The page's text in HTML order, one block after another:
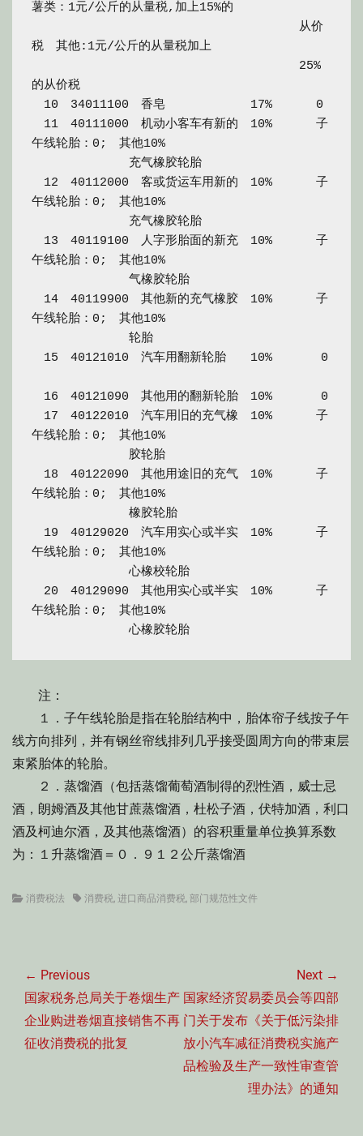
薯类：1元/公斤的从量税,加上15%的
从价
税　其他:1元/公斤的从量税加上
25%
的从价税
10　34011100　香皂　　　　　　　17%　　　 0
11　40111000　机动小客车有新的　10%　　　 子
午线轮胎：0;　其他10%
充气橡胶轮胎
12　40112000　客或货运车用新的　10%　　　 子
午线轮胎：0;　其他10%
充气橡胶轮胎
13　40119100　人字形胎面的新充　10%　　　 子
午线轮胎：0;　其他10%
气橡胶轮胎
14　40119900　其他新的充气橡胶　10%　　　 子
午线轮胎：0;　其他10%
轮胎
15　40121010　汽车用翻新轮胎　　10%　　　　0
16　40121090　其他用的翻新轮胎　10%　　　　0
17　40122010　汽车用旧的充气橡　10%　　　 子
午线轮胎：0;　其他10%
胶轮胎
18　40122090　其他用途旧的充气　10%　　　 子
午线轮胎：0;　其他10%
橡胶轮胎
19　40129020　汽车用实心或半实　10%　　　 子
午线轮胎：0;　其他10%
心橡校轮胎
20　40129090　其他用实心或半实　10%　　　 子
午线轮胎：0;　其他10%
注：
１．子午线轮胎是指在轮胎结构中，胎体帘子线按子午
线方向排列，并有钢丝帘线排列几乎接受圆周方向的带束层
束紧胎体的轮胎。
２．蒸馏酒（包括蒸馏葡萄酒制得的烈性酒，威士忌
酒，朗姆酒及其他甘蔗蒸馏酒，杜松子酒，伏特加酒，利口
酒及柯迪尔酒，及其他蒸馏酒）的容积重量单位换算系数
为：１升蒸馏酒＝０．９１２公斤蒸馏酒
Categories
消费税法 Tags消费税, 进口商品消费税, 部门规范性文件
章
导
航
← Previous
Previous
post:
国家税务总局关于卷烟生产
企业购进卷烟直接销售不再
征收消费税的批复
Next →
Next
post:
国家经济贸易委员会等四部
门关于发布《关于低污染排
放小汽车减征消费税实施产
品检验及生产一致性审查管
理办法》的通知